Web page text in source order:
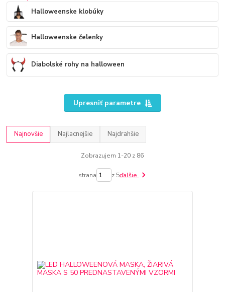
Halloweenske klobúky
Halloweenske čelenky
Diabolské rohy na halloween
Upresniť parametre
Najnovšie Najlacnejšie Najdrahšie
Zobrazujem 1-20 z 86
strana z 5ďalšie